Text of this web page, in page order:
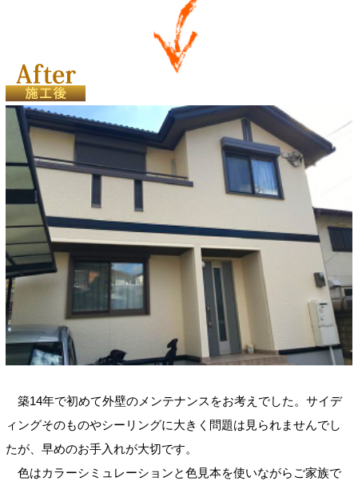
築14年で初めて外壁のメンテナンスをお考えでした。サイデ
ィングそのものやシーリングに大きく問題は見られませんでし
たが、早めのお手入れが大切です。
色はカラーシミュレーションと色見本を使いながらご家族で